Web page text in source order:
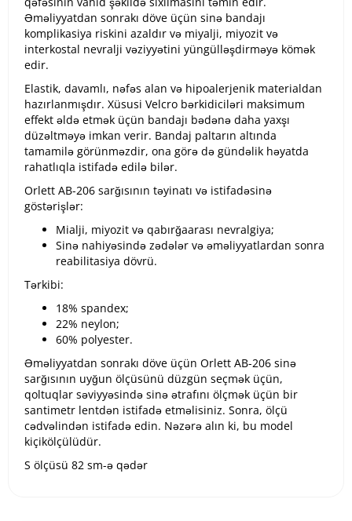
Əməliyyatdan sonrakı döve üçün sinə bandajı
komplikasiya riskini azaldır və miyalji, miyozit və
interkostal nevralji vəziyyətini yüngülləşdirməyə kömək
edir.
Elastik, davamlı, nəfəs alan və hipoalerjenik materialdan
hazırlanmışdır. Xüsusi Velcro bərkidiciləri maksimum
effekt əldə etmək üçün bandajı bədənə daha yaxşı
düzəltməyə imkan verir. Bandaj paltarın altında
tamamilə görünməzdir, ona görə də gündəlik həyatda
rahatlıqla istifadə edilə bilər.
Orlett AB-206 sarğısının təyinatı və istifadəsinə
göstərişlər:
Mialji, miyozit və qabırğaarası nevralgiya;
Sinə nahiyəsində zədələr və əməliyyatlardan sonra
reabilitasiya dövrü.
Tərkibi:
18% spandex;
22% neylon;
60% polyester.
Əməliyyatdan sonrakı döve üçün Orlett AB-206 sinə
sarğısının uyğun ölçüsünü düzgün seçmək üçün,
qoltuqlar səviyyəsində sinə ətrafını ölçmək üçün bir
santimetr lentdən istifadə etməlisiniz. Sonra, ölçü
cədvəlindən istifadə edin. Nəzərə alın ki, bu model
kiçikölçülüdür.
S ölçüsü 82 sm-ə qədər